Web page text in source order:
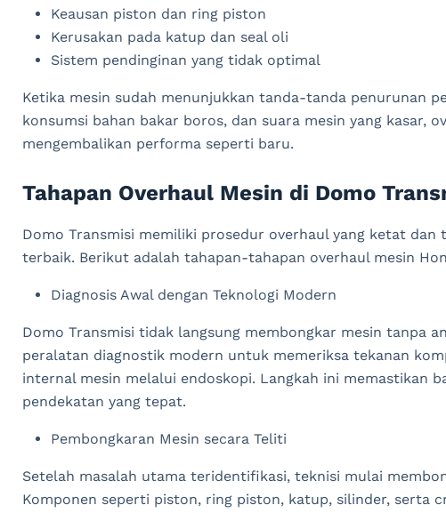
Keausan piston dan ring piston
Kerusakan pada katup dan seal oli
Sistem pendinginan yang tidak optimal
Ketika mesin sudah menunjukkan tanda-tanda penurunan
konsumsi bahan bakar boros, dan suara mesin yang kasar,
mengembalikan performa seperti baru.
Tahapan Overhaul Mesin di Domo
Domo Transmisi memiliki prosedur overhaul yang ketat
terbaik. Berikut adalah tahapan-tahapan overhaul mesin
Diagnosis Awal dengan Teknologi Modern
Domo Transmisi tidak langsung membongkar mesin tanpa
peralatan diagnostik modern untuk memeriksa tekanan
internal mesin melalui endoskopi. Langkah ini memastikan
pendekatan yang tepat.
Pembongkaran Mesin secara Teliti
Setelah masalah utama teridentifikasi, teknisi mulai
Komponen seperti piston, ring piston, katup, silinder, serta